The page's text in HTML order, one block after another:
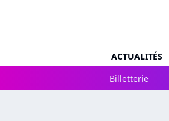
ACTUALITÉS
Billetterie